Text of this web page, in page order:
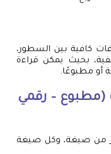
كافية بين السطور،
بحيث يمكن قراءة
أو مطبوعًا.
(مطبوع – رقمي
من صيغة، وكل صيغة